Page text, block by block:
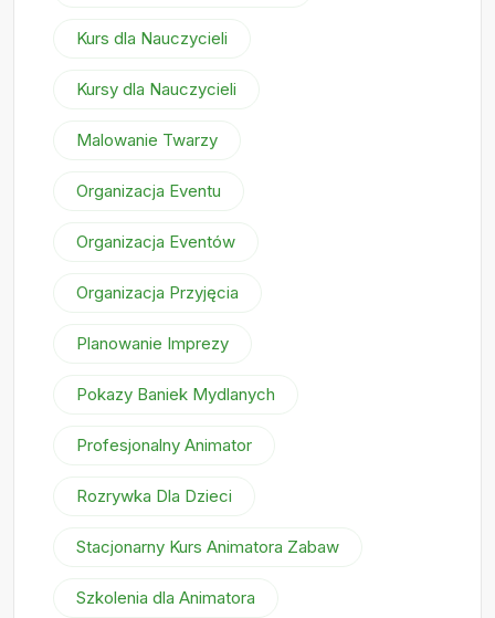
Kurs dla Nauczycieli
Kursy dla Nauczycieli
Malowanie Twarzy
Organizacja Eventu
Organizacja Eventów
Organizacja Przyjęcia
Planowanie Imprezy
Pokazy Baniek Mydlanych
Profesjonalny Animator
Rozrywka Dla Dzieci
Stacjonarny Kurs Animatora Zabaw
Szkolenia dla Animatora